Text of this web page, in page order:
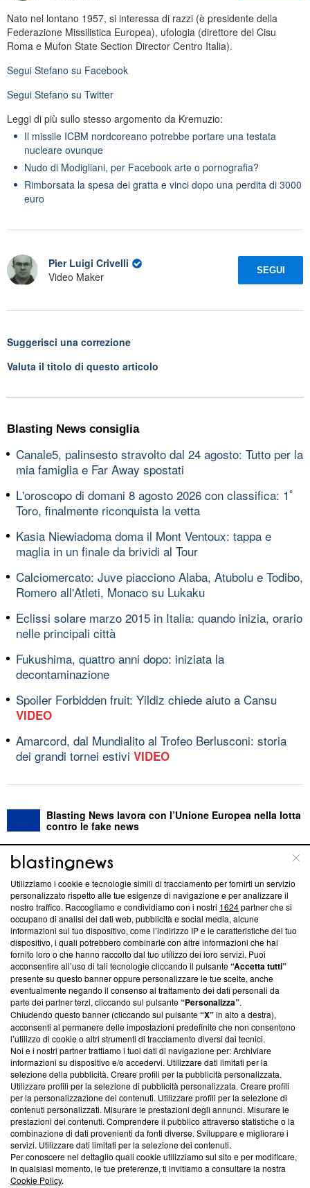
Nato nel lontano 1957, si interessa di razzi (è presidente della
Federazione Missilistica Europea), ufologia (direttore del Cisu
Roma e Mufon State Section Director Centro Italia).
Segui Stefano su Facebook
Segui Stefano su Twitter
Leggi di più sullo stesso argomento da Kremuzio:
Il missile ICBM nordcoreano potrebbe portare una testata
nucleare ovunque
Nudo di Modigliani, per Facebook arte o pornografia?
Rimborsata la spesa dei gratta e vinci dopo una perdita di 3000
euro
Pier Luigi Crivelli
Video Maker
SEGUI
Suggerisci una correzione
Valuta il titolo di questo articolo
Blasting News consiglia
Canale5, palinsesto stravolto dal 24 agosto: Tutto per la
mia famiglia e Far Away spostati
L'oroscopo di domani 8 agosto 2026 con classifica: 1ﾟ
Toro, finalmente riconquista la vetta
Kasia Niewiadoma doma il Mont Ventoux: tappa e
maglia in un finale da brividi al Tour
Calciomercato: Juve piacciono Alaba, Atubolu e Todibo,
Romero all'Atleti, Monaco su Lukaku
Eclissi solare marzo 2015 in Italia: quando inizia, orario
nelle principali città
Fukushima, quattro anni dopo: iniziata la
decontaminazione
Spoiler Forbidden fruit: Yildiz chiede aiuto a Cansu
VIDEO
Amarcord, dal Mundialito al Trofeo Berlusconi: storia
dei grandi tornei estivi VIDEO
Blasting News lavora con l’Unione Europea nella lotta
contro le fake news
ABOUT LINEA EDITORIALE
Questa sezione offre informazioni trasparenti su Blasting
News, sui nostri processi editoriali e su come ci impegniamo a
creare news di qualità. Inoltre, afferma la nostra aderenza a
‘Trust Project - News with Integrity’Blasting News non è
ancora membro del programma, ma ha richiesto di farne
parte; Trust Project non ha ancora effettuato una verifica di
conformità agli standard.
Su di noi
Team editoriale
Corporate
Redazione
Informativa Privacy
Cookie Policy
Blasting SA, IDI CHE-247.845.224, Via Carlo Frasca, 3 - 6900
Lugano (Svizzera) Tel:+39 0690258937
Utilizziamo i cookie e tecnologie simili di tracciamento per fornirti un servizio
personalizzato rispetto alle tue esigenze di navigazione e per analizzare il
nostro traffico. Raccogliamo e condividiamo con i nostri 1624partner che si
occupano di analisi dei dati web, pubblicità e social media, alcune
informazioni sul tuo dispositivo, come l’indirizzo IP e le caratteristiche del tuo
dispositivo, i quali potrebbero combinarle con altre informazioni che hai
fornito loro o che hanno raccolto dal tuo utilizzo dei loro servizi. Puoi
acconsentire all’uso di tali tecnologie cliccando il pulsante“Accetta tutti”
presente su questo banner oppure personalizzare le tue scelte, anche
eventualmente negando il consenso al trattamento dei dati personali da
parte dei partner terzi, cliccando sul pulsante“Personalizza”.
Chiudendo questo banner (cliccando sul pulsante“X”in alto a destra),
acconsenti al permanere delle impostazioni predefinite che non consentono
l’utilizzo di cookie o altri strumenti di tracciamento diversi dai tecnici.
Noi e i nostri partner trattiamo i tuoi dati di navigazione per: Archiviare
informazioni su dispositivo e/o accedervi. Utilizzare dati limitati per la
selezione della pubblicità. Creare profili per la pubblicità personalizzata.
Utilizzare profili per la selezione di pubblicità personalizzata. Creare profili
per la personalizzazione dei contenuti. Utilizzare profili per la selezione di
contenuti personalizzati. Misurare le prestazioni degli annunci. Misurare le
prestazioni dei contenuti. Comprendere il pubblico attraverso statistiche o la
combinazione di dati provenienti da fonti diverse. Sviluppare e migliorare i
servizi. Utilizzare dati limitati per la selezione dei contenuti.
Per conoscere nel dettaglio quali cookie utilizziamo sul sito e per modificare,
in qualsiasi momento, le tue preferenze, ti invitiamo a consultare la nostra
Cookie Policy.